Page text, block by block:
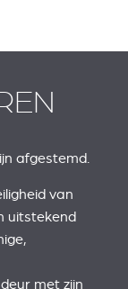
afgestemd.
van
uitstekend
met zijn